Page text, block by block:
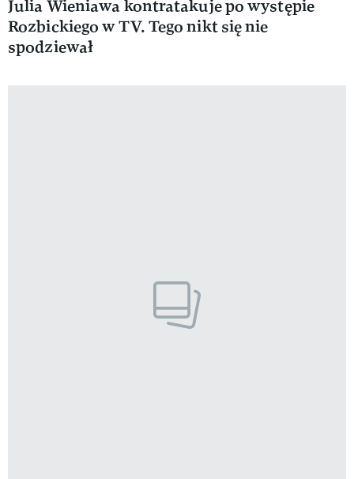
Julia Wieniawa kontratakuje po występie
Rozbickiego w TV. Tego nikt się nie
spodziewał